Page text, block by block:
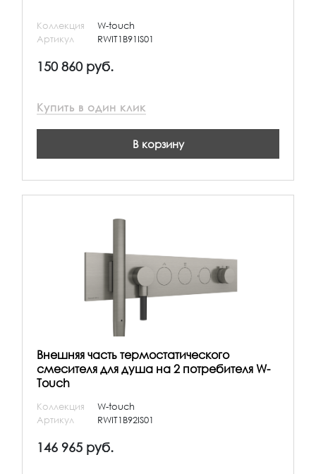
Коллекция
W-touch
Артикул
RWIT1B91IS01
150 860 руб.
Купить в один клик
В корзину
Внешняя часть термостатического
смесителя для душа на 2 потребителя W-
Touch
Коллекция
W-touch
Артикул
RWIT1B92IS01
146 965 руб.